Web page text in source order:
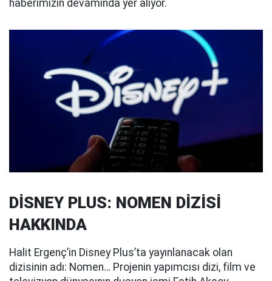
haberimizin devamında yer alıyor.
DİSNEY PLUS: NOMEN DİZİSİ
HAKKINDA
Halit Ergenç’in Disney Plus’ta yayınlanacak olan
dizisinin adı: Nomen… Projenin yapımcısı dizi, film ve